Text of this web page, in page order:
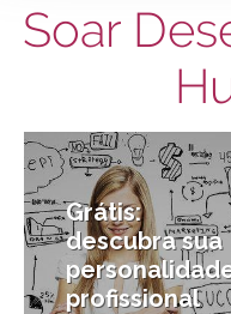
Soar
Grátis:
descubra sua
personalidade
profissional